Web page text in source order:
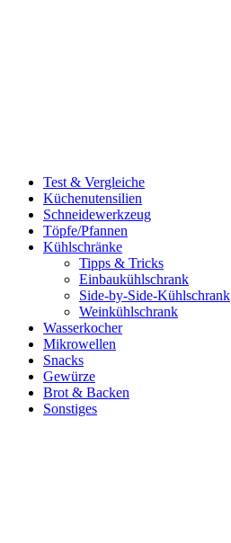
Test & Vergleiche
Küchenutensilien
Schneidewerkzeug
Töpfe/Pfannen
Kühlschränke
Tipps & Tricks
Einbaukühlschrank
Side-by-Side-Kühlschrank
Weinkühlschrank
Wasserkocher
Mikrowellen
Snacks
Gewürze
Brot & Backen
Sonstiges